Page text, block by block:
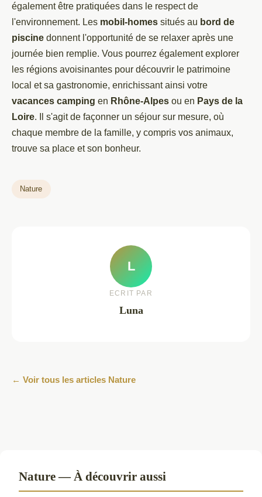
également être pratiquées dans le respect de
l'environnement. Les mobil-homes situés au bord de
piscine donnent l'opportunité de se relaxer après une
journée bien remplie. Vous pourrez également explorer
les régions avoisinantes pour découvrir le patrimoine
local et sa gastronomie, enrichissant ainsi votre
vacances camping en Rhône-Alpes ou en Pays de la
Loire. Il s'agit de façonner un séjour sur mesure, où
chaque membre de la famille, y compris vos animaux,
trouve sa place et son bonheur.
Nature
L
ECRIT PAR
Luna
← Voir tous les articles Nature
Nature — À découvrir aussi